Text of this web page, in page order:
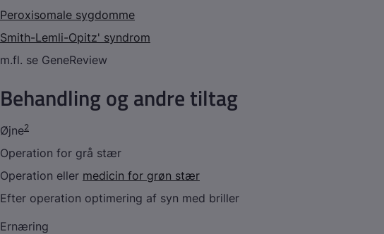
Peroxisomale sygdomme
Smith-Lemli-Opitz' syndrom
m.fl. se GeneReview
Behandling og andre tiltag
Øjne2
Operation for grå stær
Operation eller medicin for grøn stær
Efter operation optimering af syn med briller
Ernæring